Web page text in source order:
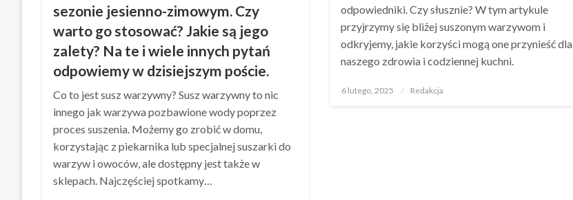
sezonie jesienno-zimowym. Czy
warto go stosować? Jakie są jego
zalety? Na te i wiele innych pytań
odpowiemy w dzisiejszym poście.
Co to jest susz warzywny? Susz warzywny to nic
innego jak warzywa pozbawione wody poprzez
proces suszenia. Możemy go zrobić w domu,
korzystając z piekarnika lub specjalnej suszarki do
warzyw i owoców, ale dostępny jest także w
sklepach. Najczęściej spotkamy…
odpowiedniki. Czy słusznie? W tym artykule
przyjrzymy się bliżej suszonym warzywom i
odkryjemy, jakie korzyści mogą one przynieść dla
naszego zdrowia i codziennej kuchni.
Opublikowane
6 lutego, 2025 Redakcja